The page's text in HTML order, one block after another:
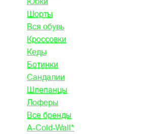
Юбки
Шорты
Вся обувь
Кроссовки
Кеды
Ботинки
Сандалии
Шлепанцы
Лоферы
Все бренды
A-Cold-Wall*